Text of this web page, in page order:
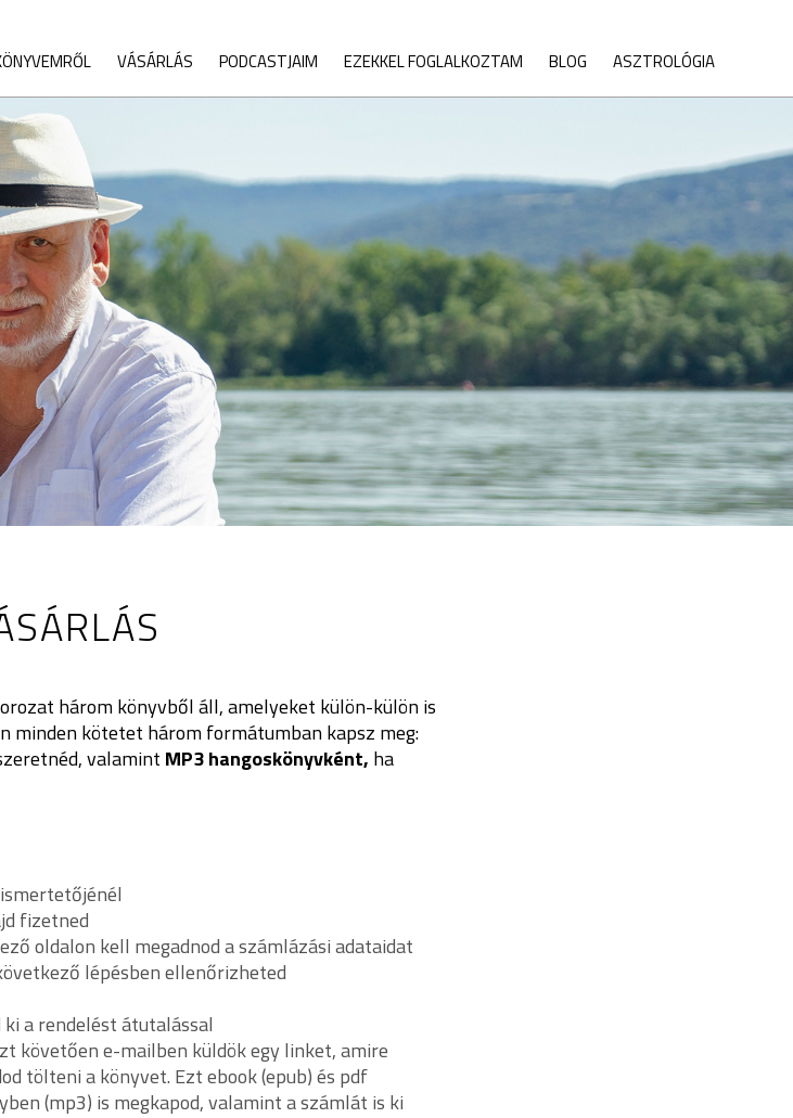
VÁSÁRLÁS PODCASTJAIM EZEKKEL FOGLALKOZTAM BLOG ASZTROLÓGIA
három könyvből áll, amelyeket külön-külön is
minden kötetet három formátumban kapsz meg:
valamint MP3 hangoskönyvként, ha
fizetned
oldalon kell megadnod a számlázási adataidat
lépésben ellenőrizheted
a rendelést átutalással
követően e-mailben küldök egy linket, amire
tölteni a könyvet. Ezt ebook (epub) és pdf
(mp3) is megkapod, valamint a számlát is ki